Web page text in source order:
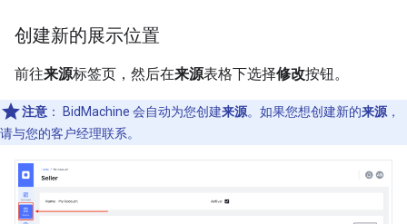
创建新的展示位置
前往来源标签页，然后在来源表格下选择修改按钮。
注意 ： BidMachine 会自动为您创建来源。如果您想创建新的来源，
请与您的客户经理联系。